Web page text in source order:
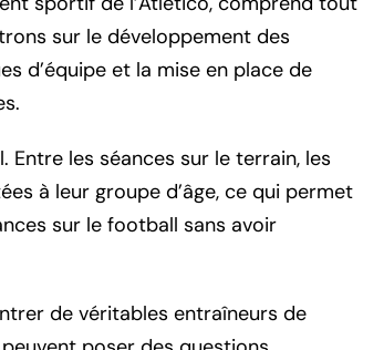
sur le développement des
d’équipe et la mise en place de
Entre les séances sur le terrain, les
à leur groupe d’âge, ce qui permet
sur le football sans avoir
de véritables entraîneurs de